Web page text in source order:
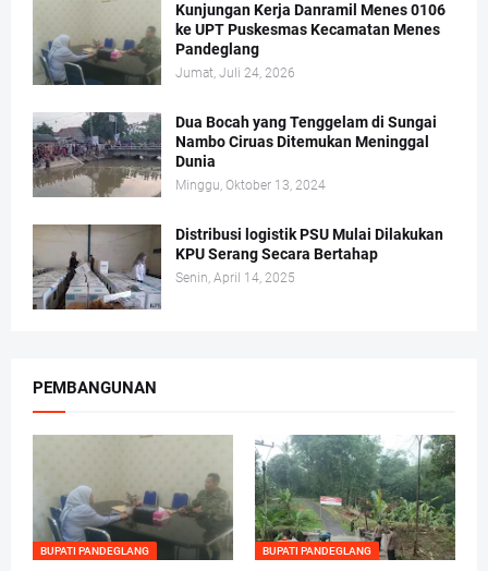
Kunjungan Kerja Danramil Menes 0106
ke UPT Puskesmas Kecamatan Menes
Pandeglang
Jumat, Juli 24, 2026
Dua Bocah yang Tenggelam di Sungai
Nambo Ciruas Ditemukan Meninggal
Dunia
Minggu, Oktober 13, 2024
Distribusi logistik PSU Mulai Dilakukan
KPU Serang Secara Bertahap
Senin, April 14, 2025
PEMBANGUNAN
BUPATI PANDEGLANG BUPATI PANDEGLANG